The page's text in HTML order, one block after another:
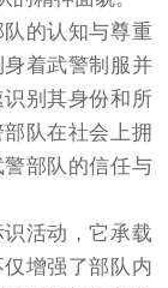
的认知与尊重
着武警制服并
别其身份和所
队在社会上拥
部队的信任与
活动，它承载
增强了部队内